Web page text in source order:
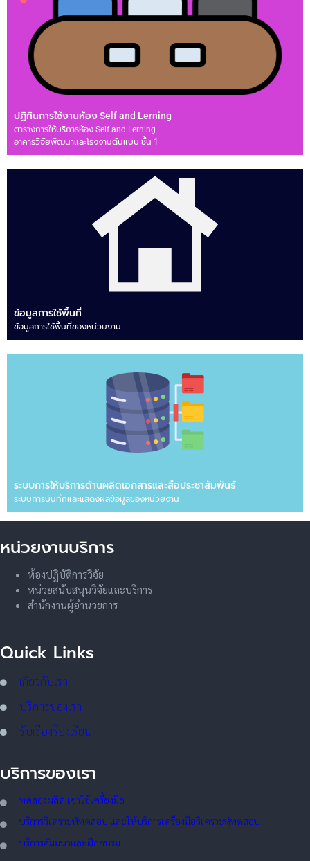
ปฏิทินการใช้งานห้อง Self and Lerning
ตารางการให้บริการห้อง Self and Lerning
อาคารวิจัยพัฒนาและโรงงานต้นแบบ ชั้น 1
ข้อมูลการใช้พื้นที่
ข้อมูลการใช้พื้นที่ของหน่วยงาน
ระบบการให้บริการด้านผลิตเอกสารและสื่อประชาสัมพันธ์
ระบบการบันทึกและแสดงผลข้อมูลของหน่วยงาน
หน่วยงานบริการ
ห้องปฏิบัติการวิจัย
หน่วยสนับสนุนวิจัยและบริการ
สำนักงานผู้อำนวยการ
Quick Links
เกี่ยวกับเรา
บริการของเรา
รับเรื่องร้องเรียน
บริการของเรา
ทดลองผลิต เช่าใช้เครื่องมือ
บริการวิเคราะห์ทดสอบ และให้บริการเครื่องมือวิเคราะห์ทดสอบ
บริการสัมมนาและฝึกอบรม